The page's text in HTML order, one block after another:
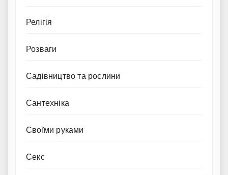
Релігія
Розваги
Садівництво та рослини
Сантехніка
Своїми руками
Секс